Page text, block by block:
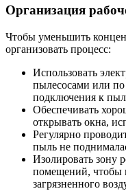
Организация
Чтобы уменьшить
организовать процесс:
Использовать
пылесосами или
подключения к
Обеспечивать
открывать окна,
Регулярно
пыль не
Изолировать зону
помещений, чтобы
загрязненного